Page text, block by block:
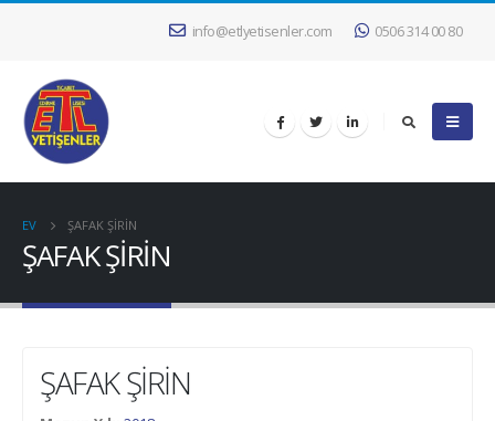
info@etlyetisenler.com 0506 314 00 80
EV ŞAFAK ŞİRİN
ŞAFAK ŞİRİN
ŞAFAK ŞİRİN